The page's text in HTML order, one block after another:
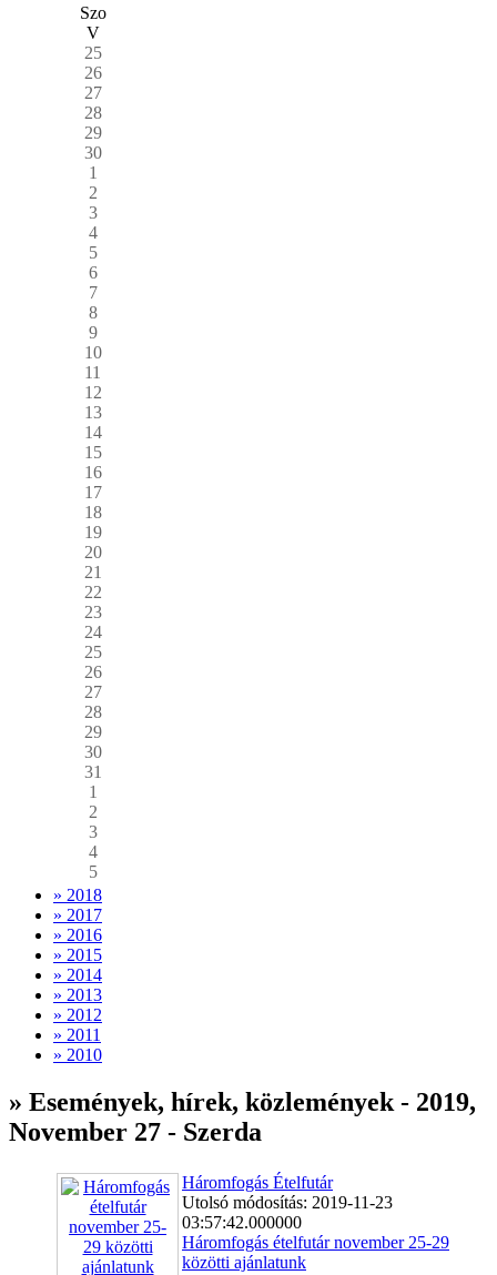
Szo
V
25
26
27
28
29
30
1
2
3
4
5
6
7
8
9
10
11
12
13
14
15
16
17
18
19
20
21
22
23
24
25
26
27
28
29
30
31
1
2
3
4
5
» 2018
» 2017
» 2016
» 2015
» 2014
» 2013
» 2012
» 2011
» 2010
» Események, hírek, közlemények - 2019,
November 27 - Szerda
Háromfogás Ételfutár
Utolsó módosítás: 2019-11-23
03:57:42.000000
Háromfogás ételfutár november 25-29
közötti ajánlatunk